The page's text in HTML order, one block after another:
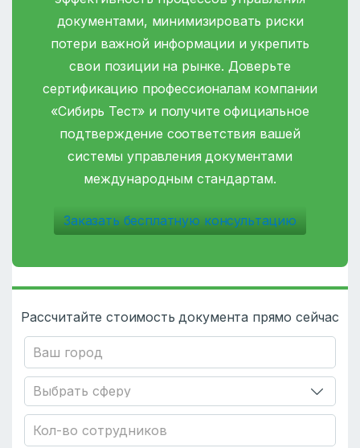
документами, минимизировать риски
потери важной информации и укрепить
свои позиции на рынке. Доверьте
сертификацию профессионалам компании
«Сибирь Тест» и получите официальное
подтверждение соответствия вашей
системы управления документами
международным стандартам.
Заказать бесплатную консультацию
Рассчитайте стоимость документа прямо сейчас